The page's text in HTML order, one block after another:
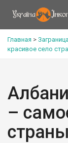
Главная >
красивое село
–
страны